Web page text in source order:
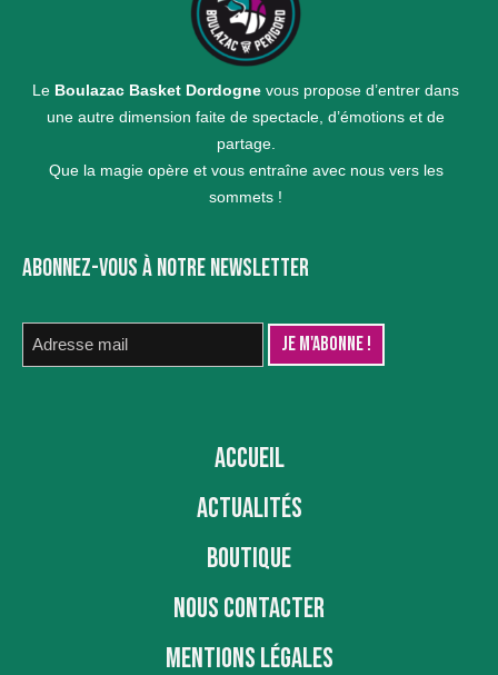
Le Boulazac Basket Dordogne vous propose d’entrer dans
une autre dimension faite de spectacle, d’émotions et de
partage.
Que la magie opère et vous entraîne avec nous vers les
sommets !
ABONNEZ-VOUS À NOTRE NEWSLETTER
ACCUEIL
ACTUALITÉS
BOUTIQUE
NOUS CONTACTER
MENTIONS LÉGALES